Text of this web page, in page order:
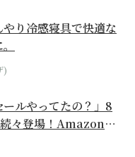
やり冷感寝具で快適な
)
ールやってたの？」8
々登場！Amazonの